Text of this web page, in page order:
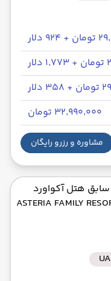
دلار
۳۲٬۹۹۰٬۰۰۰ تومان
مشاوره و رزرو رایگان
سابق هتل آکواورد
| ASTERIA FAMILY